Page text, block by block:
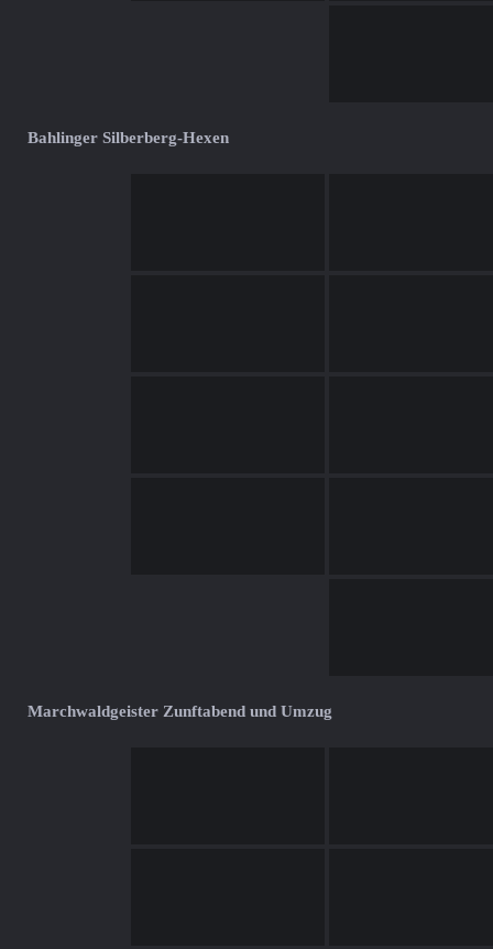
Bahlinger Silberberg-Hexen
Marchwaldgeister Zunftabend und Umzug